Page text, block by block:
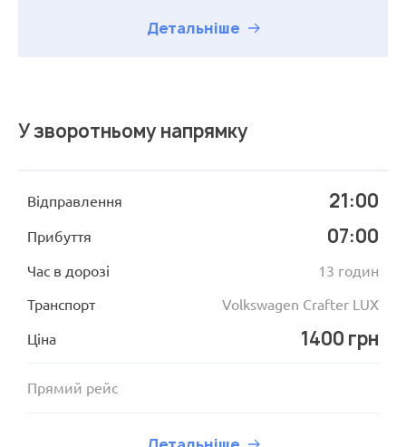
Детальніше
У зворотньому напрямку
Відправлення 21:00
Прибуття 07:00
Час в дорозі 13 годин
Транспорт Volkswagen Crafter LUX
Ціна 1400 грн
Прямий рейс